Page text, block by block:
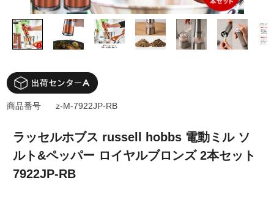
ラッセルホブス russell hobbs 電動ミル ソ
ルト&ペッパー ロイヤルブロンズ 2本セット
7922JP-RB
商品番号 z-M-7922JP-RB